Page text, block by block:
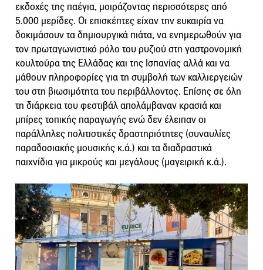
εκδοχές της παέγια, μοιράζοντας περισσότερες από
5.000 μερίδες. Οι επισκέπτες είχαν την ευκαιρία να
δοκιμάσουν τα δημιουργικά πιάτα, να ενημερωθούν για
τον πρωταγωνιστικό ρόλο του ρυζιού στη γαστρονομική
κουλτούρα της Ελλάδας και της Ισπανίας αλλά και να
μάθουν πληροφορίες για τη συμβολή των καλλιεργειών
του στη βιωσιμότητα του περιβάλλοντος. Επίσης σε όλη
τη διάρκεια του φεστιβάλ απολάμβαναν κρασιά και
μπίρες τοπικής παραγωγής ενώ δεν έλειπαν οι
παράλληλες πολιτιστικές δραστηριότητες (συναυλίες
παραδοσιακής μουσικής κ.ά.) και τα διαδραστικά
παιχνίδια για μικρούς και μεγάλους (μαγειρική κ.ά.).